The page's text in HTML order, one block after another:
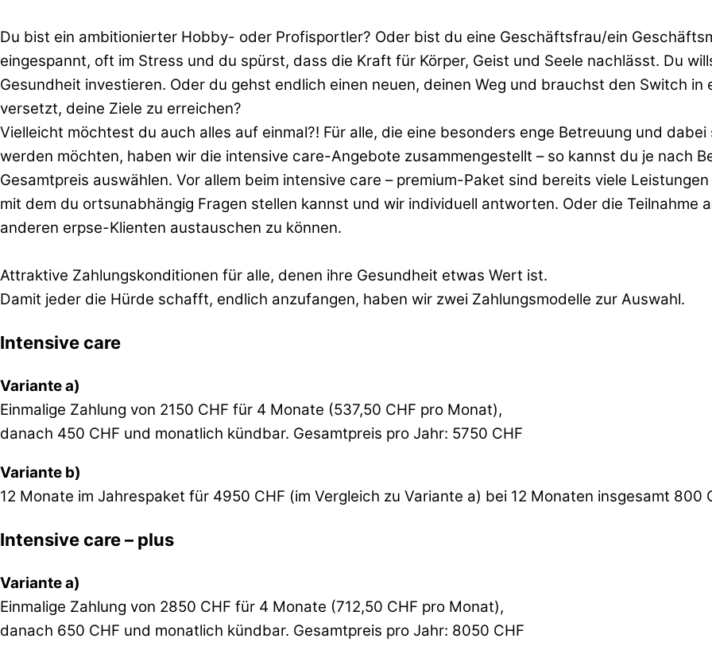
Du bist ein ambitionierter Hobby- oder Profisportler? Oder bist du eine Geschäftsfrau/ein
eingespannt, oft im Stress und du spürst, dass die Kraft für Körper, Geist und Seele nachlässt. Du
Gesundheit investieren. Oder du gehst endlich einen neuen, deinen Weg und brauchst den Switch in
versetzt, deine Ziele zu erreichen?
Vielleicht möchtest du auch alles auf einmal?! Für alle, die eine besonders enge Betreuung und
werden möchten, haben wir die intensive care-Angebote zusammengestellt – so kannst du je nach
Gesamtpreis auswählen. Vor allem beim intensive care – premium-Paket sind bereits viele
mit dem du ortsunabhängig Fragen stellen kannst und wir individuell antworten. Oder die Teilnahme
anderen erpse-Klienten austauschen zu können.
Attraktive Zahlungskonditionen für alle, denen ihre Gesundheit etwas Wert ist.
Damit jeder die Hürde schafft, endlich anzufangen, haben wir zwei Zahlungsmodelle zur Auswahl.
Intensive care
Variante a)
Einmalige Zahlung von 2150 CHF für 4 Monate (537,50 CHF pro Monat),
danach 450 CHF und monatlich kündbar. Gesamtpreis pro Jahr: 5750 CHF
Variante b)
12 Monate im Jahrespaket für 4950 CHF (im Vergleich zu Variante a) bei 12 Monaten insgesamt 800
Intensive care – plus
Variante a)
Einmalige Zahlung von 2850 CHF für 4 Monate (712,50 CHF pro Monat),
danach 650 CHF und monatlich kündbar. Gesamtpreis pro Jahr: 8050 CHF